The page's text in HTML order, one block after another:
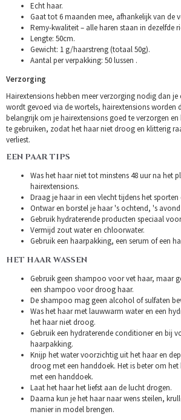
Echt haar.
Gaat tot 6 maanden mee, afhankelijk van de
Remy-kwaliteit – alle haren staan in dezelfde
Lengte: 50cm.
Gewicht: 1 g/haarstreng (totaal 50g).
Aantal per verpakking: 50 lussen .
Verzorging
Hairextensions hebben meer verzorging nodig dan je
wordt gevoed via de wortels, hairextensions worden
belangrijk om je hairextensions goed te verzorgen
te gebruiken, zodat het haar niet droog en klitterig
verliest.
EEN PAAR TIPS
Was het haar niet tot minstens 48 uur na het
hairextensions.
Draag je haar in een vlecht tijdens het sporten
Ontwar en borstel je haar 's ochtend, 's
Gebruik hydraterende producten speciaal
Vermijd zout water en chloorwater.
Gebruik een haarpakking, een serum of een
HET HAAR WASSEN
Gebruik geen shampoo voor vet haar, maar
een shampoo voor droog haar.
De shampoo mag geen alcohol of sulfaten
Was het haar met lauwwarm water en een
het haar niet droog.
Gebruik een hydraterende conditioner en bij
haarpakking.
Knijp het water voorzichtig uit het haar en
droog met een handdoek. Het is beter om
met een handdoek.
Laat het haar het liefst aan de lucht drogen.
Daarna kun je het haar naar wens steilen,
manier in model brengen.